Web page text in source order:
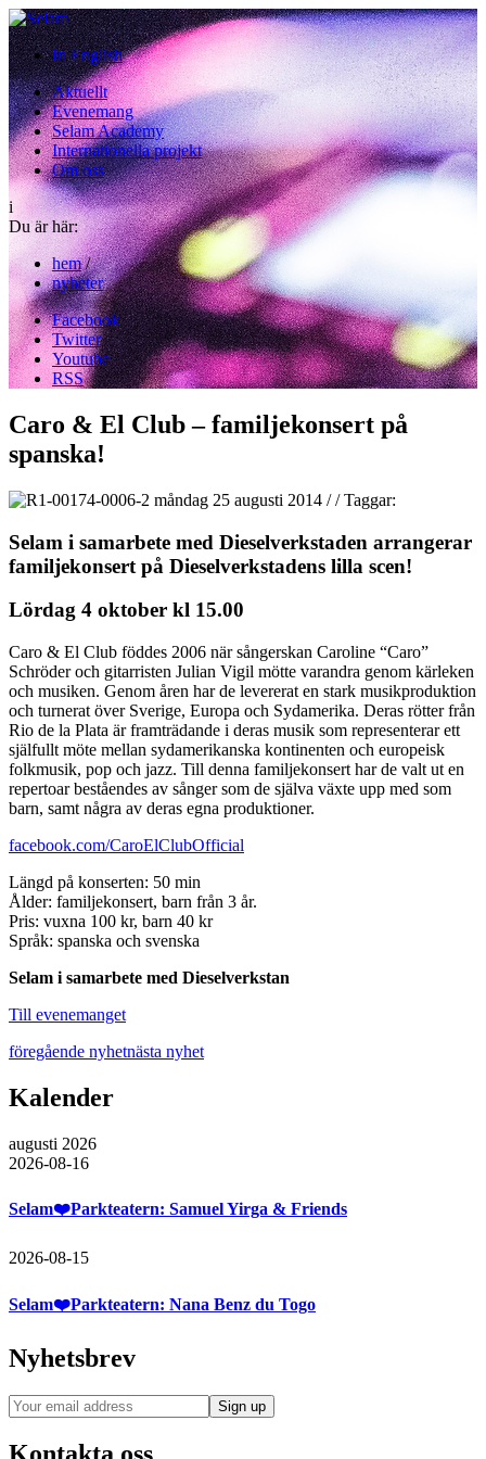
In English
Aktuellt
Evenemang
Selam Academy
Internationella projekt
Om oss
i
Du är här:
hem /
nyheter
Facebook
Twitter
Youtube
RSS
Caro & El Club – familjekonsert på
spanska!
måndag 25 augusti 2014 //Taggar:
Selam i samarbete med Dieselverkstaden arrangerar
familjekonsert på Dieselverkstadens lilla scen!
Lördag 4 oktober kl 15.00
Caro & El Club föddes 2006 när sångerskan Caroline “Caro”
Schröder och gitarristen Julian Vigil mötte varandra genom kärleken
och musiken. Genom åren har de levererat en stark musikproduktion
och turnerat över Sverige, Europa och Sydamerika. Deras rötter från
Rio de la Plata är framträdande i deras musik som representerar ett
själfullt möte mellan sydamerikanska kontinenten och europeisk
folkmusik, pop och jazz. Till denna familjekonsert har de valt ut en
repertoar beståendes av sånger som de själva växte upp med som
barn, samt några av deras egna produktioner.
facebook.com/CaroElClubOfficial
Längd på konserten: 50 min
Ålder: familjekonsert, barn från 3 år.
Pris: vuxna 100 kr, barn 40 kr
Språk: spanska och svenska
Selam i samarbete med Dieselverkstan
Till evenemanget
föregående nyhetnästa nyhet
Kalender
augusti 2026
2026-08-16
Selam❤️Parkteatern: Samuel Yirga & Friends
2026-08-15
Selam❤️Parkteatern: Nana Benz du Togo
Nyhetsbrev
Kontakta oss